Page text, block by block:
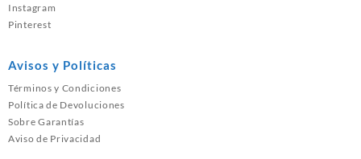
Instagram
Pinterest
Avisos y Políticas
Términos y Condiciones
Política de Devoluciones
Sobre Garantías
Aviso de Privacidad